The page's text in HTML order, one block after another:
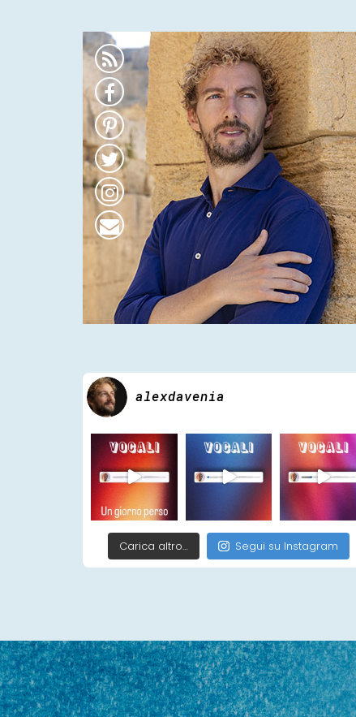
alexdavenia
Carica altro… Segui su Instagram